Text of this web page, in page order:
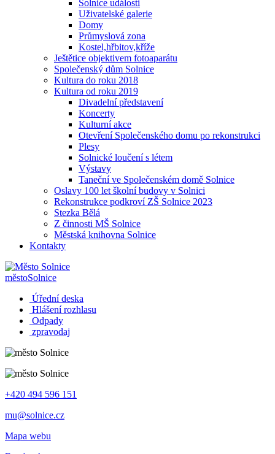
Solnice události
Uživatelské galerie
Domy
Průmyslová zona
Kostel,hřbitov,kříže
Ještětice objektivem fotoaparátu
Společenský dům Solnice
Kultura do roku 2018
Kultura od roku 2019
Divadelní představení
Koncerty
Kulturní akce
Otevření Společenského domu po rekonstrukci
Plesy
Solnické loučení s létem
Výstavy
Taneční ve Společenském domě Solnice
Oslavy 100 let školní budovy v Solnici
Rekonstrukce podkroví ZŠ Solnice 2023
Stezka Bělá
Z činnosti MŠ Solnice
Městská knihovna Solnice
Kontakty
městoSolnice
Úřední deska
Hlášení rozhlasu
Odpady
zpravodaj
+420 494 596 151
mu@solnice.cz
Mapa webu